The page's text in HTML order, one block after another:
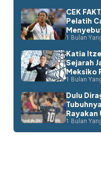
CEK
Pelatih
Layak ke
1 Bulan
Katia
Sejarah
Meksiko
Dunia
1 Bulan
Dulu
Rayakan
dengan
1 Bulan